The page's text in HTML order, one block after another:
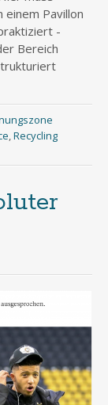
einem Pavillon
-
Bereich
,Recycling